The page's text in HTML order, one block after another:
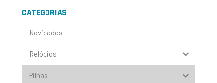
CATEGORIAS
Novidades
Relógios
Pilhas